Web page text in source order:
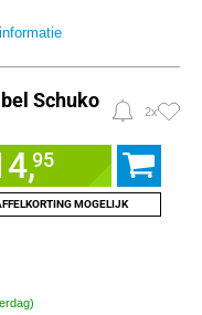
Schuko
2x
95
MOGELIJK